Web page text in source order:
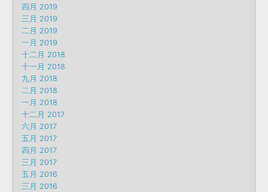
四月 2019
三月 2019
二月 2019
一月 2019
十二月 2018
十一月 2018
九月 2018
二月 2018
一月 2018
十二月 2017
六月 2017
五月 2017
四月 2017
三月 2017
五月 2016
三月 2016